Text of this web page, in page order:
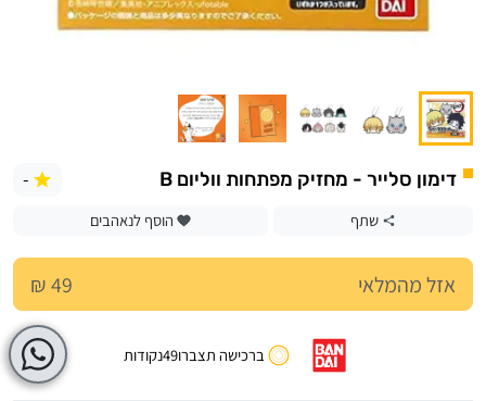
דימון סלייר - מחזיק מפתחות ווליום B -
שתף הוסף לנאהבים
אזל מהמלאי 49 ₪
ברכישה תצברו49נקודות